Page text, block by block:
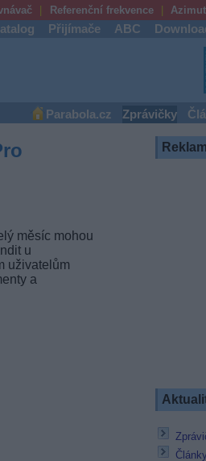
Referenční frekvence
Přijímače ABC
Parabola.cz Zprávičky
měsíc mohou
u
uživatelům
a
Články